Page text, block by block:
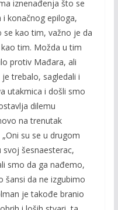
iznenađenja što se
konačnog epiloga,
kao tim, važno je da
tim. Možda u tim
protiv Mađara, ali
trebalo, sagledali i
utakmica i došli smo
dilemu
na trenutak
su se u drugom
svoj šesnaesterac,
smo da ga nađemo,
šansi da ne izgubimo
je takođe branio